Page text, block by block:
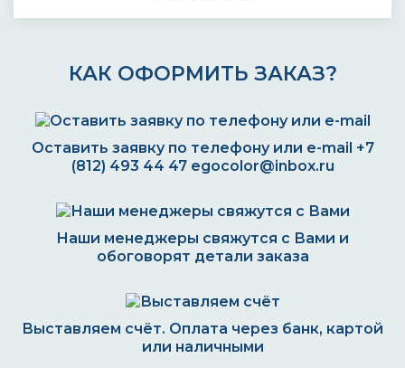
КАК ОФОРМИТЬ ЗАКАЗ?
Оставить заявку по телефону или e-mail +7
(812) 493 44 47 egocolor@inbox.ru
Наши менеджеры свяжутся с Вами и
обоговорят детали заказа
Выставляем счёт. Оплата через банк, картой
или наличными